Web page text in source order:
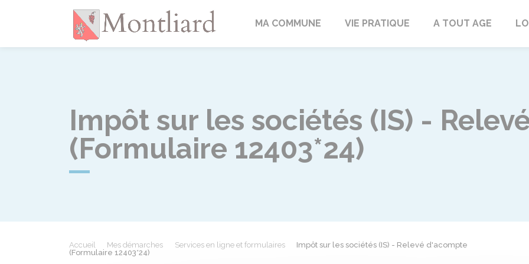
MontliardMA COMMUNE VIE PRATIQUE A TOUT AGE
Impôt sur les sociétés (IS) -
(Formulaire 12403*24)
Accueil Mes démarches Services en ligne et formulaires
Impôt sur les sociétés (IS) - Relevé d'acompte
(Formulaire 12403*24)